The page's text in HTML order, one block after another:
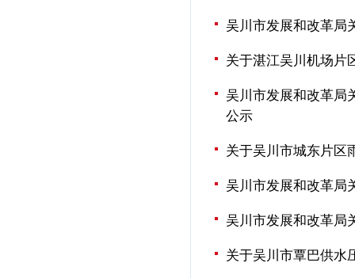
吴川市发展和改革局
关于湛江吴川机场片
吴川市发展和改革局
公示
关于吴川市城东片区
吴川市发展和改革局
吴川市发展和改革局
关于吴川市覃巴供水